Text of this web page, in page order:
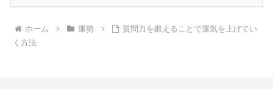
ホーム 運勢
質問力を鍛えることで運気を上げてい
く方法